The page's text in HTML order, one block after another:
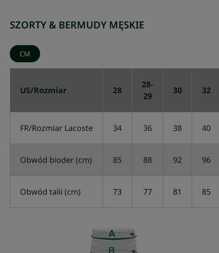
SZORTY & BERMUDY MĘSKIE
CM
US/Rozmiar 28
28-
29
30 32
FR/Rozmiar Lacoste 34 36 38 40
Obwód bioder (cm) 85 88 92 96
Obwód talii (cm) 73 77 81 85